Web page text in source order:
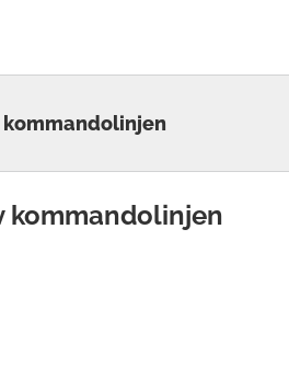
kommandolinjen
kommandolinjen